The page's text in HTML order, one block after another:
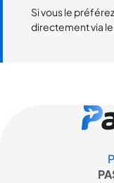
Si vous le
directement via